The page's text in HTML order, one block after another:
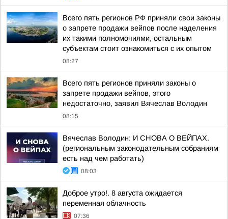
Всего пять регионов РФ приняли свои законы
о запрете продажи вейпов после наделения
их такими полномочиями, остальным
субъектам стоит ознакомиться с их опытом
08:27
Всего пять регионов приняли законы о
запрете продажи вейпов, этого
недостаточно, заявил Вячеслав Володин
08:15
Вячеслав Володин: И СНОВА О ВЕЙПАХ.
(региональным законодательным собраниям
есть над чем работать)
08:03
Доброе утро!. 8 августа ожидается
переменная облачность
07:36